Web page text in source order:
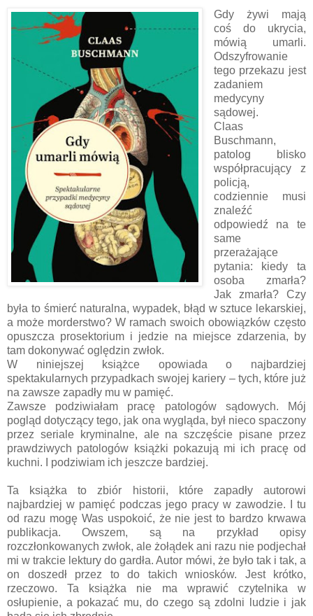
Gdy żywi mają
coś do ukrycia,
mówią umarli.
Odszyfrowanie
tego przekazu jest
zadaniem
medycyny
sądowej.
Claas
Buschmann,
patolog blisko
współpracujący z
policją,
codziennie musi
znaleźć
odpowiedź na te
same
przerażające
pytania: kiedy ta
osoba zmarła?
Jak zmarła? Czy
była to śmierć naturalna, wypadek, błąd w sztuce lekarskiej,
a może morderstwo? W ramach swoich obowiązków często
opuszcza prosektorium i jedzie na miejsce zdarzenia, by
tam dokonywać oględzin zwłok.
W niniejszej książce opowiada o najbardziej
spektakularnych przypadkach swojej kariery – tych, które już
na zawsze zapadły mu w pamięć.
Zawsze podziwiałam pracę patologów sądowych. Mój
pogląd dotyczący tego, jak ona wygląda, był nieco spaczony
przez seriale kryminalne, ale na szczęście pisane przez
prawdziwych patologów książki pokazują mi ich pracę od
kuchni. I podziwiam ich jeszcze bardziej.
Ta książka to zbiór historii, które zapadły autorowi
najbardziej w pamięć podczas jego pracy w zawodzie. I tu
od razu mogę Was uspokoić, że nie jest to bardzo krwawa
publikacja. Owszem, są na przykład opisy
rozczłonkowanych zwłok, ale żołądek ani razu nie podjechał
mi w trakcie lektury do gardła. Autor mówi, że było tak i tak, a
on doszedł przez to do takich wniosków. Jest krótko,
rzeczowo. Ta książka nie ma wprawić czytelnika w
osłupienie, a pokazać mu, do czego są zdolni ludzie i jak